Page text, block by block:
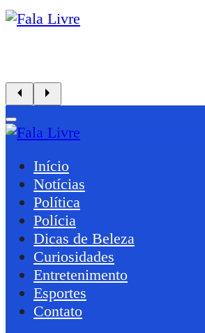
Início
Notícias
Política
Polícia
Dicas de Beleza
Curiosidades
Entretenimento
Esportes
Contato